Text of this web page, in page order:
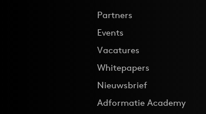
Partners
Events
Vacatures
Whitepapers
Nieuwsbrief
Adformatie Academy